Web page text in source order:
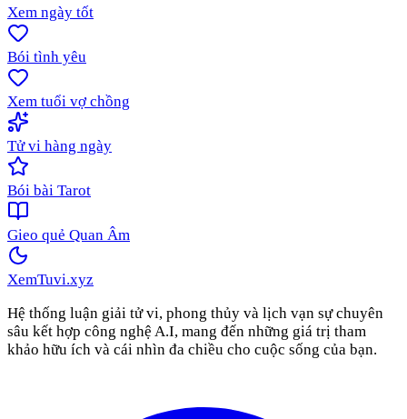
Xem ngày tốt
Bói tình yêu
Xem tuổi vợ chồng
Tử vi hàng ngày
Bói bài Tarot
Gieo quẻ Quan Âm
XemTuvi.xyz
Hệ thống luận giải tử vi, phong thủy và lịch vạn sự chuyên
sâu kết hợp công nghệ A.I, mang đến những giá trị tham
khảo hữu ích và cái nhìn đa chiều cho cuộc sống của bạn.